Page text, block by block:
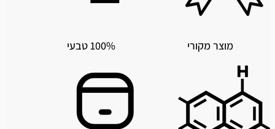
מוצר מקורי 100% טבעי